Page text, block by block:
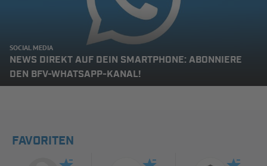
SOCIAL MEDIA
NEWS DIREKT AUF DEIN SMARTPHONE: ABONNIERE
DEN BFV-WHATSAPP-KANAL!
FAVORITEN